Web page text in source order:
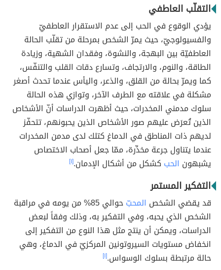
التقلّب العاطفي
يؤدي الوقوع في الحب إلى عدم الاستقرار العاطفيّ
والفسيولوجيّ، حيث يمرّ الشخص بمرحلة من تقلّب الحالة
العاطفيّة بين البهجة، والنشوة، وفقدان الشهية، وزيادة
الطاقة، والنوم، والارتجاف، وتسارع دقات القلب والتنفّس،
كما ويمرّ بحالة من القلق، والذعر، واليأس عندما تحدث أصغر
مشكلة في علاقته مع الطرف الآخر، وتوازي هذه الحالة
سلوك مدمني المخدرات، حيث أظهرت الدراسات أنّ الأشخاص
الذين تُعرَض عليهم صور الأشخاص الذين يحبونهم، تتحفّز
لديهم ذات المناطق في الدماغ كتلك لدى مدمن المخدرات
عندما يتناول جرعة مخدِّرة، ممّا جعل أصحاب الاختصاص
يشبهون الحب كشكل من أشكال الإدمان.[١]
التفكير المستمر
قد يقضي الشخص المحبّ
حوالي 85% من يومه في مراقبة
الشخص الذي يحبه، وفي التفكير به، وذلك وفقاً لبعض
الدراسات، ويمكن أن ينتج مثل هذا النوع من التفكير إلى
انخفاض مستويات السيروتونين المركزيّ في الدماغ، وهي
حالة مرتبطة بسلوك الوسواس.[١]